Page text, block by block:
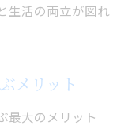
生活の両立が図れ
メリット
最大のメリット